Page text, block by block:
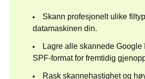
Skann profesjonelt ulike
datamaskinen din.
Lagre alle skannede Google
SPF-format for fremtidig
Rask skannehastighet og